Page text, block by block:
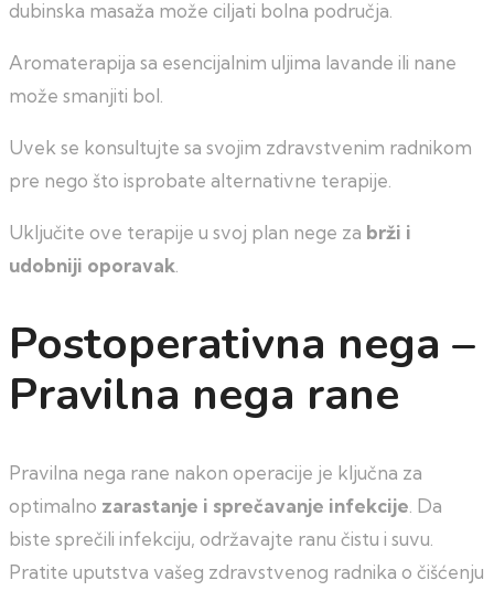
dubinska masaža može ciljati bolna područja.
Aromaterapija sa esencijalnim uljima lavande ili nane
može smanjiti bol.
Uvek se konsultujte sa svojim zdravstvenim radnikom
pre nego što isprobate alternativne terapije.
Uključite ove terapije u svoj plan nege za brži i
udobniji oporavak
Postoperativna nega –
Pravilna nega rane
Pravilna nega rane nakon operacije je ključna za
optimalno zarastanje i sprečavanje infekcije . Da
biste sprečili infekciju, održavajte ranu čistu i suvu.
Pratite uputstva vašeg zdravstvenog radnika o čišćenju